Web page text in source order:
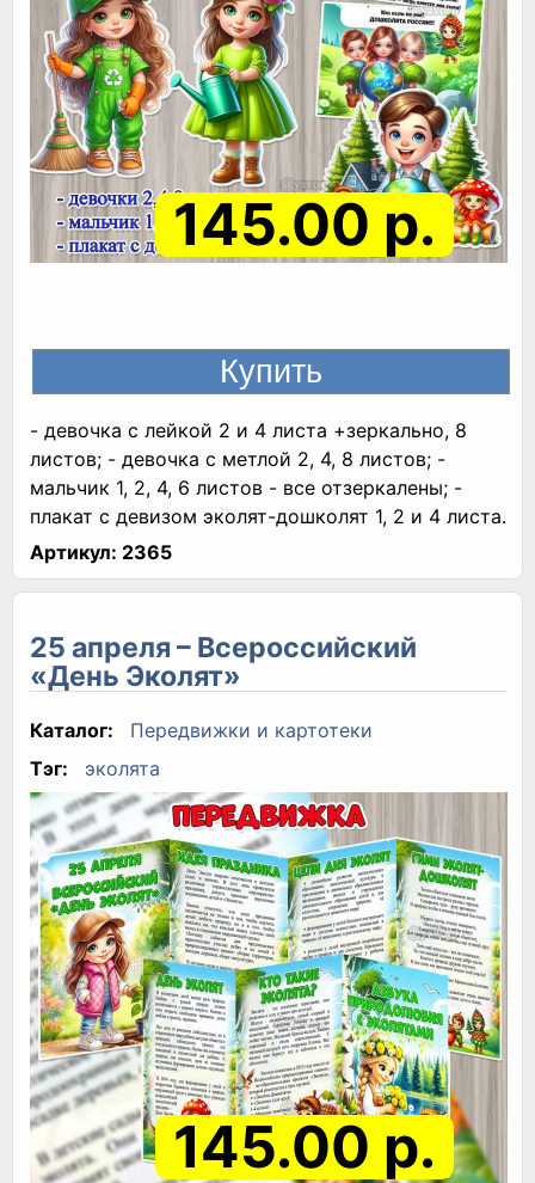
145.00 р.
- девочка с лейкой 2 и 4 листа +зеркально, 8
листов; - девочка с метлой 2, 4, 8 листов; -
мальчик 1, 2, 4, 6 листов - все отзеркалены; -
плакат с девизом эколят-дошколят 1, 2 и 4 листа.
Артикул: 2365
25 апреля – Всероссийский
«День Эколят»
Каталог:
Передвижки и картотеки
Тэг:
эколята
145.00 р.